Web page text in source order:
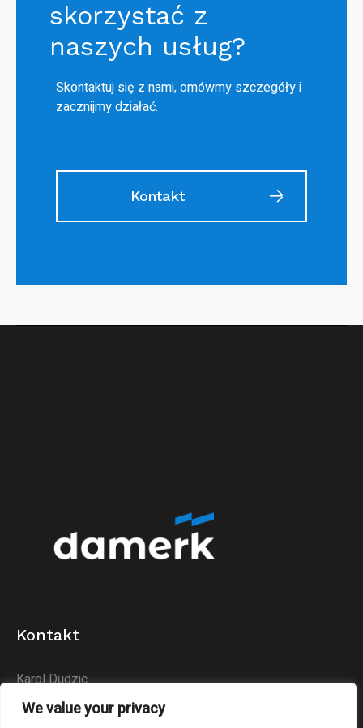
We value your privacy
skorzystać z
naszych usług?
Skontaktuj się z nami, omówmy szczegóły i
zacznijmy działać.
Kontakt
Kontakt
Karol Dudzic
Huta Podłysica 24B
26-004 Bieliny